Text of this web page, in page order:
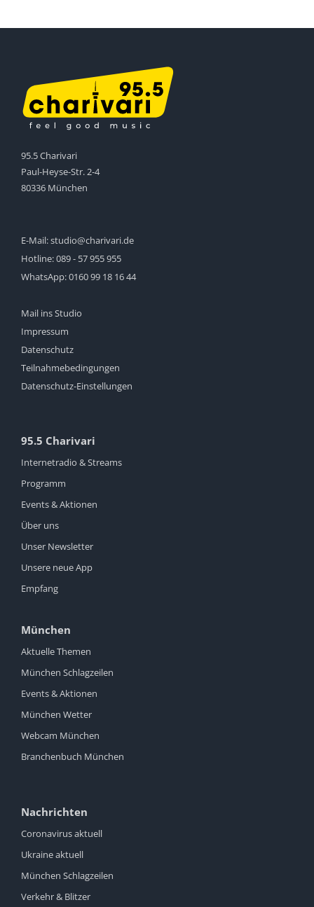
95.5 Charivari
Paul-Heyse-Str. 2-4
80336 München
E-Mail:studio@charivari.de
Hotline:089 - 57 955 955
WhatsApp:0160 99 18 16 44
Mail ins Studio
Impressum
Datenschutz
Teilnahmebedingungen
Datenschutz-Einstellungen
95.5 Charivari
Internetradio & Streams
Programm
Events & Aktionen
Über uns
Unser Newsletter
Unsere neue App
Empfang
München
Aktuelle Themen
München Schlagzeilen
Events & Aktionen
München Wetter
Webcam München
Branchenbuch München
Nachrichten
Coronavirus aktuell
Ukraine aktuell
München Schlagzeilen
Verkehr & Blitzer